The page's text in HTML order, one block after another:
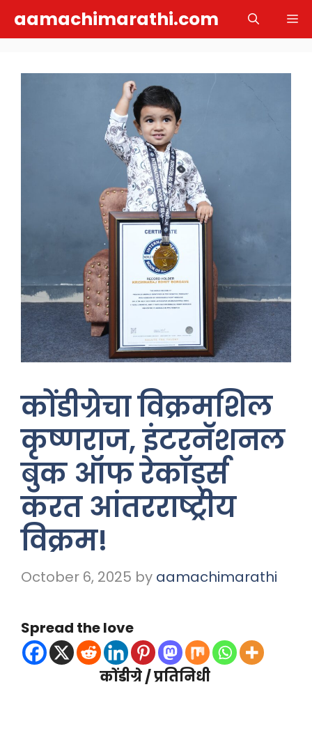
aamachimarathi.com
कोंडीग्रेचा विक्रमशिल
कृष्णराज, इंटरनॅशनल
बुक ऑफ रेकॉर्ड्स
करत आंतरराष्ट्रीय
विक्रम!
October 6, 2025 by aamachimarathi
Spread the love
कोंडीग्रे / प्रतिनिधी